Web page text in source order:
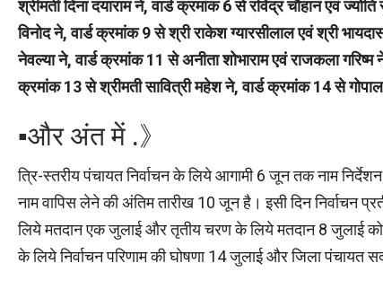
श्रीमती दिना दयाराम ने, वार्ड क्रमांक 6 से रविंद्र चौहान एवं
विनोद ने, वार्ड क्रमांक 9 से श्री राकेश ग्यारसीलाल एवं श्री
नेवल्या ने, वार्ड क्रमांक 11 से अनीता शोभाराम एवं राजकला
क्रमांक 13 से श्रीमती सावित्री महेश ने, वार्ड क्रमांक 14 से
▪︎और अंत में .》
त्रि-स्तरीय पंचायत निर्वाचन के लिये आगामी 6 जून तक नाम
नाम वापिस लेने की अंतिम तारीख 10 जून है। इसी दिन निर्वाचन
लिये मतदान एक जुलाई और तृतीय चरण के लिये मतदान 8 जुलाई
के लिये निर्वाचन परिणाम की घोषणा 14 जुलाई और जिला पंचायत